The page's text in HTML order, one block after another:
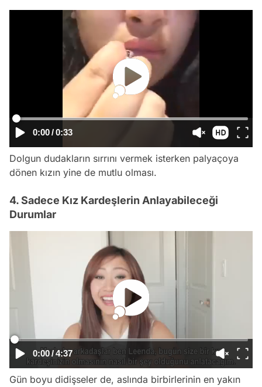
0:00/0:33
Dolgun dudakların sırrını vermek isterken palyaçoya
dönen kızın yine de mutlu olması.
4. Sadece Kız Kardeşlerin Anlayabileceği
Durumlar
0:00/4:37
Gün boyu didişseler de, aslında birbirlerinin en yakın